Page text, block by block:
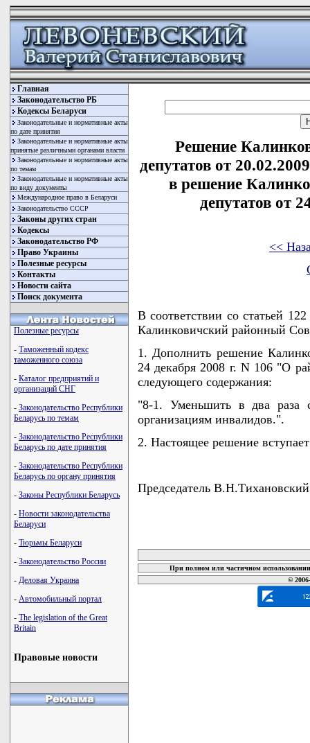
Главная
Законодательство РБ
Кодексы Беларуси
Законодательные и нормативные акты
по дате принятия
Законодательные и нормативные акты
принятые различными органами власти
Законодательные и нормативные акты
по темам
Законодательные и нормативные акты
по виду документы
Международное право в Беларуси
Законодательство СССР
Законы других стран
Кодексы
Законодательство РФ
Право Украины
Полезные ресурсы
Контакты
Новости сайта
Поиск документа
Полезные ресурсы
- Таможенный кодекс
таможенного союза
- Каталог предприятий и
организаций СНГ
- Законодательство Республики
Беларусь по темам
- Законодательство Республики
Беларусь по дате принятия
- Законодательство Республики
Беларусь по органу принятия
- Законы Республики Беларусь
- Новости законодательства
Беларуси
- Тюрьмы Беларуси
- Законодательство России
- Деловая Украина
- Автомобильный портал
- The legislation of the Great
Britain
Правовые новости
Решение
депутатов от
в решение
депутатов от
<<
В соответствии со статьей 122
Калинковичский районный
1. Дополнить решение
24 декабря 2008 г. N 106 "О
следующего содержания:
"8-1. Уменьшить в два раза
организациям инвалидов.".
2. Настоящее решение
Председатель В.Н.Тихановский
При полном или частичном
©